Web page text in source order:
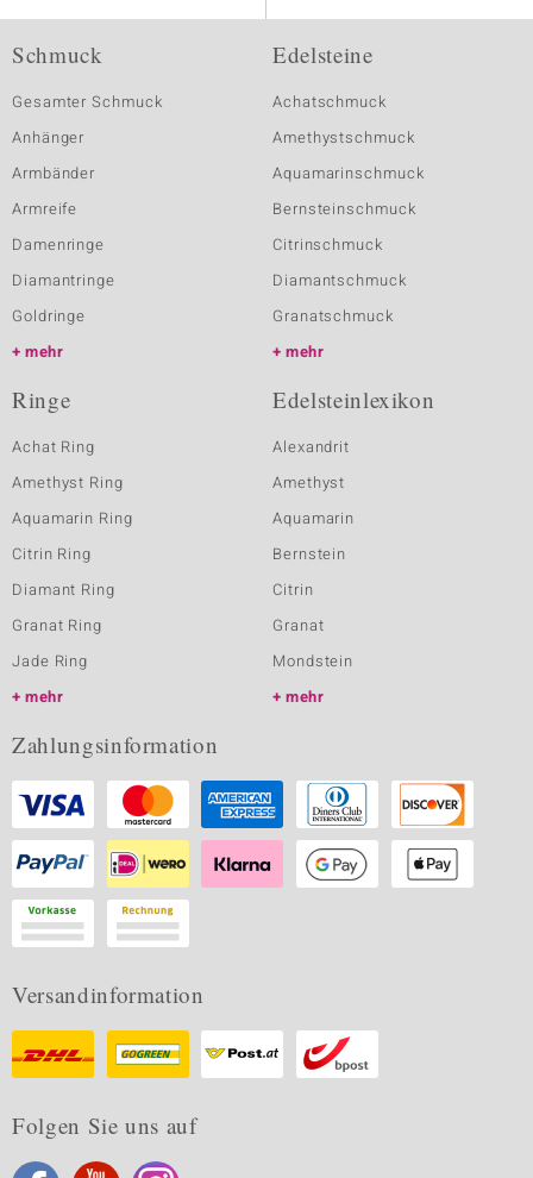
Schmuck
Gesamter Schmuck
Anhänger
Armbänder
Armreife
Damenringe
Diamantringe
Goldringe
mehr
Edelsteine
Achatschmuck
Amethystschmuck
Aquamarinschmuck
Bernsteinschmuck
Citrinschmuck
Diamantschmuck
Granatschmuck
mehr
Ringe
Achat Ring
Amethyst Ring
Aquamarin Ring
Citrin Ring
Diamant Ring
Granat Ring
Jade Ring
mehr
Edelsteinlexikon
Alexandrit
Amethyst
Aquamarin
Bernstein
Citrin
Granat
Mondstein
mehr
Zahlungsinformation
Versandinformation
Folgen Sie uns auf